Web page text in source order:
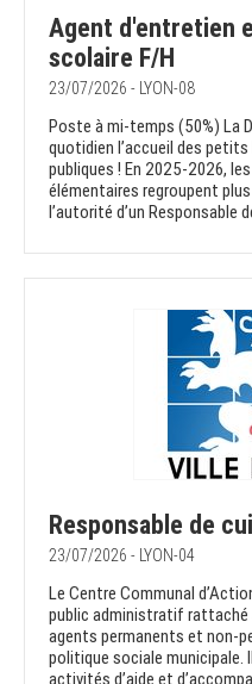
Agent d'entretien
scolaire F/H
23/07/2026 - LYON-08
Poste à mi-temps (50%) La
quotidien l’accueil des
publiques ! En 2025-2026,
élémentaires regroupent
l’autorité d’un
Responsable de
23/07/2026 - LYON-04
Le Centre Communal
public administratif rattaché
agents permanents et non-
politique sociale municipale.
activités d’aide et